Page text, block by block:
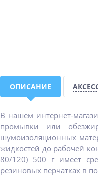
Шумофф Герметон А15
1 690руб.
ОПИСАНИЕ
В нашем интернет-
промывки или
шумоизоляционных
жидкостей до рабочей
80/120) 500 г имеет
резиновых перчатках в